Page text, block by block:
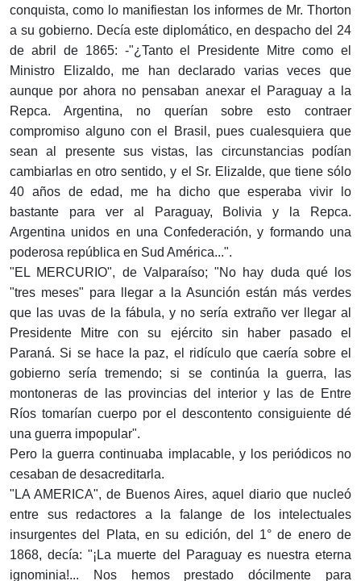
conquista, como lo manifiestan los informes de Mr. Thorton
a su gobierno. Decía este diplomático, en despacho del 24
de abril de 1865: -"¿Tanto el Presidente Mitre como el
Ministro Elizaldo, me han declarado varias veces que
aunque por ahora no pensaban anexar el Paraguay a la
Repca. Argentina, no querían sobre esto contraer
compromiso alguno con el Brasil, pues cualesquiera que
sean al presente sus vistas, las circunstancias podían
cambiarlas en otro sentido, y el Sr. Elizalde, que tiene sólo
40 años de edad, me ha dicho que esperaba vivir lo
bastante para ver al Paraguay, Bolivia y la Repca.
Argentina unidos en una Confederación, y formando una
poderosa república en Sud América...".
"EL MERCURIO", de Valparaíso; "No hay duda qué los
"tres meses" para llegar a la Asunción están más verdes
que las uvas de la fábula, y no sería extraño ver llegar al
Presidente Mitre con su ejército sin haber pasado el
Paraná. Si se hace la paz, el ridículo que caería sobre el
gobierno sería tremendo; si se continúa la guerra, las
montoneras de las provincias del interior y las de Entre
Ríos tomarían cuerpo por el descontento consiguiente dé
una guerra impopular".
Pero la guerra continuaba implacable, y los periódicos no
cesaban de desacreditarla.
"LA AMERICA", de Buenos Aires, aquel diario que nucleó
entre sus redactores a la falange de los intelectuales
insurgentes del Plata, en su edición, del 1° de enero de
1868, decía: "¡La muerte del Paraguay es nuestra eterna
ignominia!... Nos hemos prestado dócilmente para